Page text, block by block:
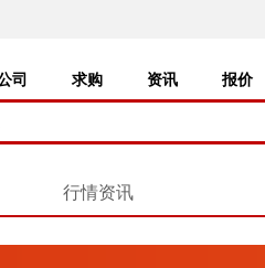
司 求购 资讯 报价
行情资讯